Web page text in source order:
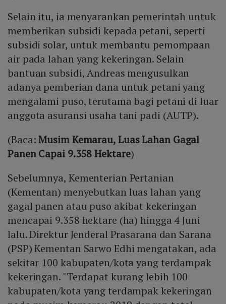
Selain itu, ia menyarankan pemerintah untuk
memberikan subsidi kepada petani, seperti
subsidi solar, untuk membantu pemompaan
air pada lahan yang kekeringan. Selain
bantuan subsidi, Andreas mengusulkan
adanya pemberian dana untuk petani yang
mengalami puso, terutama bagi petani di luar
anggota asuransi usaha tani padi (AUTP).
(Baca:Musim Kemarau, Luas Lahan Gagal
Panen Capai 9.358 Hektare)
Sebelumnya, Kementerian Pertanian
(Kementan) menyebutkan luas lahan yang
gagal panen atau puso akibat kekeringan
mencapai 9.358 hektare (ha) hingga 4 Juni
lalu. Direktur Jenderal Prasarana dan Sarana
(PSP) Kementan Sarwo Edhi mengatakan, ada
sekitar 100 kabupaten/kota yang terdampak
kekeringan. "Terdapat kurang lebih 100
kabupaten/kota yang terdampak kekeringan